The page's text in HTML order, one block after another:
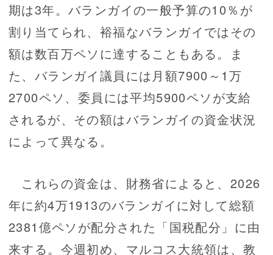
期は3年。バランガイの一般予算の10％が
割り当てられ、裕福なバランガイではその
額は数百万ペソに達することもある。ま
た、バランガイ議員には月額7900～1万
2700ペソ、委員には平均5900ペソが支給
されるが、その額はバランガイの資金状況
によって異なる。
これらの資金は、財務省によると、2026
年に約4万1913のバランガイに対して総額
2381億ペソが配分された「国税配分」に由
来する。今週初め、マルコス大統領は、教